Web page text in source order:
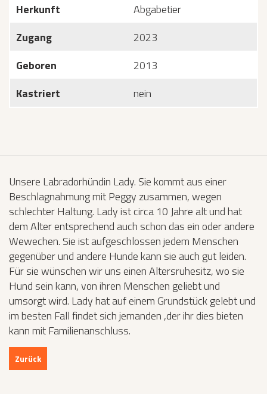
Herkunft
Abgabetier
Zugang
2023
Geboren
2013
Kastriert
nein
Unsere Labradorhündin Lady. Sie kommt aus einer
Beschlagnahmung mit Peggy zusammen, wegen
schlechter Haltung. Lady ist circa 10 Jahre alt und hat
dem Alter entsprechend auch schon das ein oder andere
Wewechen. Sie ist aufgeschlossen jedem Menschen
gegenüber und andere Hunde kann sie auch gut leiden.
Für sie wünschen wir uns einen Altersruhesitz, wo sie
Hund sein kann, von ihren Menschen geliebt und
umsorgt wird. Lady hat auf einem Grundstück gelebt und
im besten Fall findet sich jemanden ,der ihr dies bieten
kann mit Familienanschluss.
Zurück